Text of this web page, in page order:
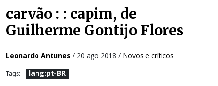
carvão : : capim, de
Guilherme Gontijo Flores
Leonardo Antunes / 20 ago 2018 / Novos e críticos
Tags: lang:pt-BR